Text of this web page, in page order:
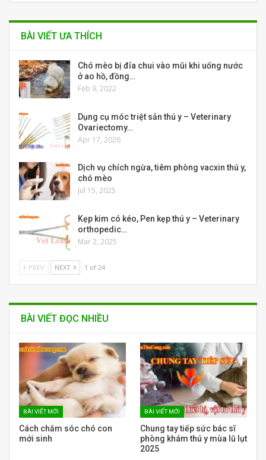
BÀI VIẾT ƯA THÍCH
Chó mèo bị đỉa chui vào mũi khi uống nước
ở ao hồ, đồng…
Feb 9, 2022
Dụng cụ móc triệt sản thú y – Veterinary
Ovariectomy…
Apr 17, 2026
Dịch vụ chích ngừa, tiêm phòng vacxin thú y,
chó mèo
Jul 15, 2025
Kẹp kim có kéo, Pen kẹp thú y – Veterinary
orthopedic…
Mar 2, 2025
PREV NEXT 1 of 24
BÀI VIẾT ĐỌC NHIỀU
BÀI VIẾT MỚI
Cách chăm sóc chó con
mới sinh
BÀI VIẾT MỚI
Chung tay tiếp sức bác sĩ
phòng khám thú y mùa lũ lụt
2025